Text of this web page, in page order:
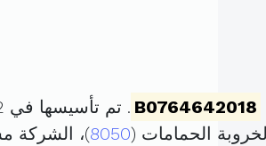
B0764642018 . تم تأسيسها في 2 مارس 2018 برأس مال قدره
8050)، الشركة